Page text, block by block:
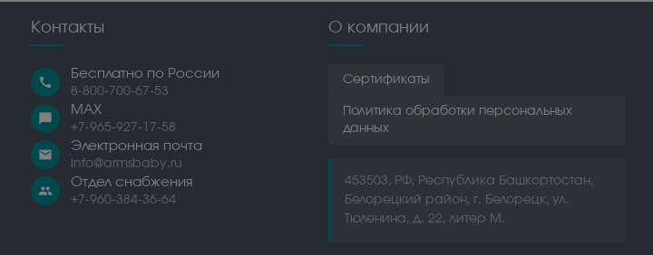
Контакты
call
Бесплатно по России
8-800-700-67-53
chat_bubble
MAX
+7-965-927-17-58
email
Электронная почта
info@armsbaby.ru
people
Отдел снабжения
+7-960-384-36-64
О компании
Сертификаты
Политика обработки персональных
данных
453503, РФ, Республика Башкортостан,
Белорецкий район, г. Белорецк, ул.
Тюленина, д. 22, литер М.